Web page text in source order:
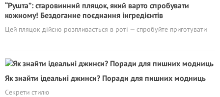
“Рушта”: старовинний пляцок, який варто спробувати
кожному! Бездоганне поєднання інгредієнтів
Цей пляцок дійсно розпливається в роті — спробуйте приготувати
Як знайти ідеальні джинси? Поради для пишних модниць
Секрети стилю